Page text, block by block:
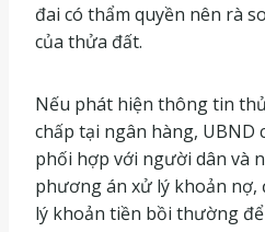
đai có thẩm quyền nên rà
của thửa đất.
Nếu phát hiện thông tin
chấp tại ngân hàng, UBND
phối hợp với người dân và
phương án xử lý khoản nợ,
lý khoản tiền bồi thường